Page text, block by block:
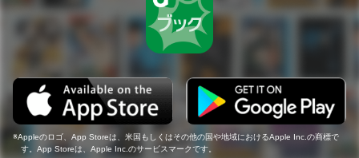
Appleのロゴ、App Storeは、米国もしくはその他の国や地域におけるApple Inc.の商標で
す。App Storeは、Apple Inc.のサービスマークです。